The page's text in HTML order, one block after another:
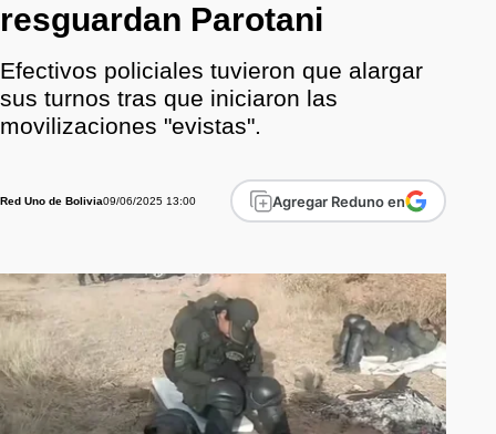
resguardan Parotani
Efectivos policiales tuvieron que alargar
sus turnos tras que iniciaron las
movilizaciones "evistas".
Red Uno de Bolivia09/06/2025 13:00 Agregar Reduno en